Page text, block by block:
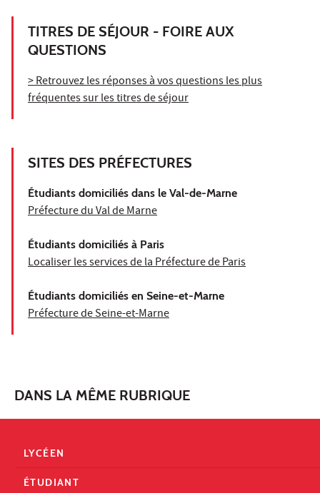
TITRES DE SÉJOUR - FOIRE AUX
QUESTIONS
> Retrouvez les réponses à vos questions les plus
fréquentes sur les titres de séjour
SITES DES PRÉFECTURES
Étudiants domiciliés dans le Val-de-Marne
Préfecture du Val de Marne
Étudiants domiciliés à Paris
Localiser les services de la Préfecture de Paris
Étudiants domiciliés en Seine-et-Marne
Préfecture de Seine-et-Marne
DANS LA MÊME RUBRIQUE
LYCÉEN
ÉTUDIANT